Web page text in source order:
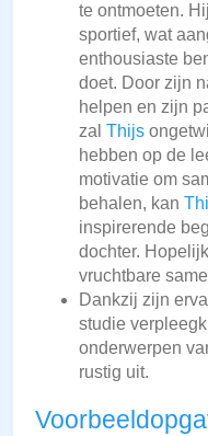
te ontmoeten.
sportief, wat
enthousiaste
doet. Door zijn
helpen en zijn
zal Thijs
hebben op de
motivatie om
behalen, kan
inspirerende
dochter.
vruchtbare
Dankzij zijn
studie
onderwerpen
rustig uit.